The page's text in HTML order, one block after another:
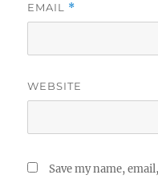
EMAIL *
WEBSITE
Save my name,